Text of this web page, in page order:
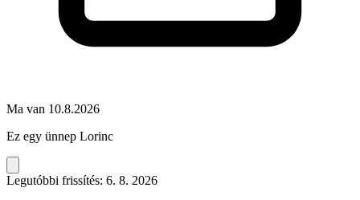
Ma van 10.8.2026
Ez egy ünnep Lorinc
Legutóbbi frissítés: 6. 8. 2026